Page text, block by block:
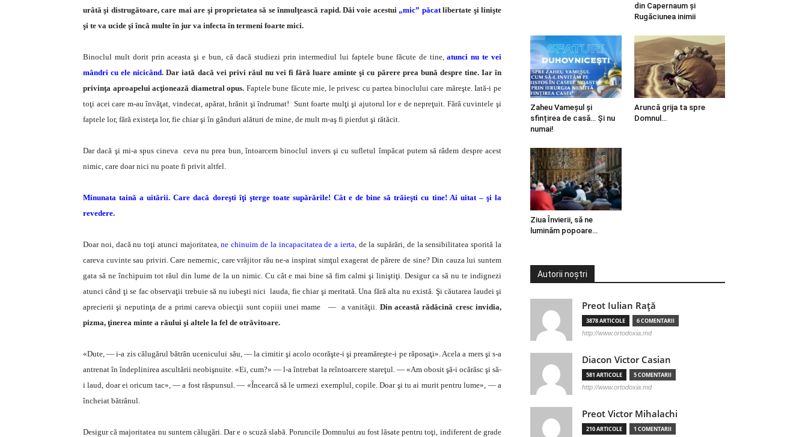
urâtă şi distrugătoare, care mai are şi proprietatea să se înmulţească rapid. Dăi voie acestui„mic” păcatlibertate şi linişte
şi te va ucide şi încă multe în jur va infecta în termeni foarte mici.
Binoclul mult dorit prin aceasta şi e bun, că dacă studiezi prin intermediul lui faptele bune făcute de tine,atunci nu te vei
mândri cu ele nicicând. Dar iată dacă vei privi răul nu vei fi fără luare aminte şi cu părere prea bună despre tine. Iar în
privinţa aproapelui acţionează diametral opus. Faptele bune făcute mie, le privesc cu partea binoclului care măreşte. Iată-i pe
toţi acei care m-au învăţat, vindecat, apărat, hrănit şi îndrumat! Sunt foarte mulţi şi ajutorul lor e de nepreţuit. Fără cuvintele şi
faptele lor, fără existeţa lor, fie chiar şi în gânduri alături de mine, de mult m-aş fi pierdut şi rătăcit.
Dar dacă şi mi-a spus cineva ceva nu prea bun, întoarcem binoclul invers şi cu sufletul împăcat putem să râdem despre acest
nimic, care doar nici nu poate fi privit altfel.
Minunata taină a uitării. Care dacă doreşti îţi şterge toate supărările! Cât e de bine să trăieşti cu tine! Ai uitat – şi la
revedere.
Doar noi, dacă nu toţi atunci majoritatea,ne chinuim de la incapacitatea de a ierta, de la supărări, de la sensibilitatea sporită la
careva cuvinte sau priviri. Care nemernic, care vrăjitor rău ne-a inspirat simţul exagerat de părere de sine? Din cauza lui suntem
gata să ne închipuim tot răul din lume de la un nimic. Cu cât e mai bine să fim calmi şi liniştiţi. Desigur ca să nu te indignezi
atunci când ţi se fac observaţii trebuie să nu iubeşti nici lauda, fie chiar şi meritată. Una fără alta nu există. Şi căutarea laudei şi
aprecierii şi neputinţa de a primi careva obiecţii sunt copiii unei mame — a vanităţii. Din această rădăcină cresc invidia,
pizma, ţinerea minte a răului şi altele la fel de otrăvitoare.
«Dute, — i-a zis călugărul bătrân ucenicului său, — la cimitir şi acolo ocorăşte-i şi preamăreşte-i pe răposaţi». Acela a mers şi s-a
antrenat în îndeplinirea ascultării neobişnuite. «Ei, cum?» — l-a întrebat la reîntoarcere stareţul. — «Am obosit şă-i ocărăsc şi să-
i laud, doar ei oricum tac», — a fost răspunsul. — «Încearcă să le urmezi exemplul, copile. Doar şi tu ai murit pentru lume», — a
încheiat bătrânul.
Desigur că majoritatea nu suntem călugări. Dar e o scuză slabă. Poruncile Domnului au fost lăsate pentru toţi, indiferent de grade
din Capernaum și
Rugăciunea inimii
Zaheu Vameșul și
sfințirea de casă… Și nu
numai!
Aruncă grija ta spre
Domnul…
Ziua Învierii, să ne
luminăm popoare…
Autorii noștri
Preot Iulian Raţă
3878 ARTICOLE 6 COMENTARII
http://www.ortodoxia.md
Diacon Victor Casian
581 ARTICOLE 5 COMENTARII
http://www.ortodoxia.md
Preot Victor Mihalachi
210 ARTICOLE 1 COMENTARII